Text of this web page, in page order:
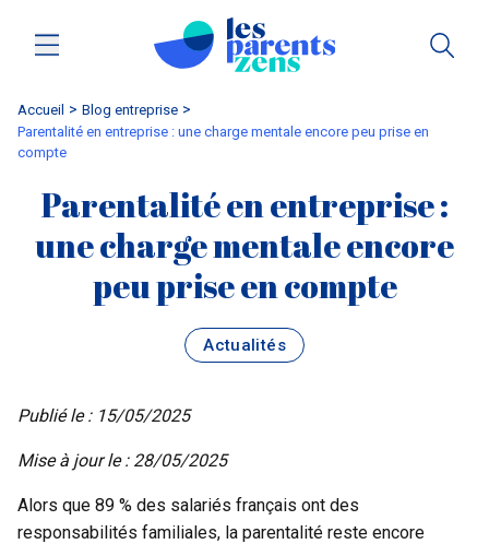
Accueil
blog entreprise
Parentalité en entreprise : une charge mentale encore peu prise en
compte
Parentalité en entreprise :
une charge mentale encore
peu prise en compte
Actualités
Publié le : 15/05/2025
Mise à jour le : 28/05/2025
Alors que 89 % des salariés français ont des
responsabilités familiales, la parentalité reste encore